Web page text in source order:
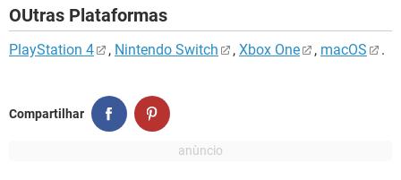
OUtras Plataformas
PlayStation 4 , Nintendo Switch , Xbox One , macOS .
Compartilhar